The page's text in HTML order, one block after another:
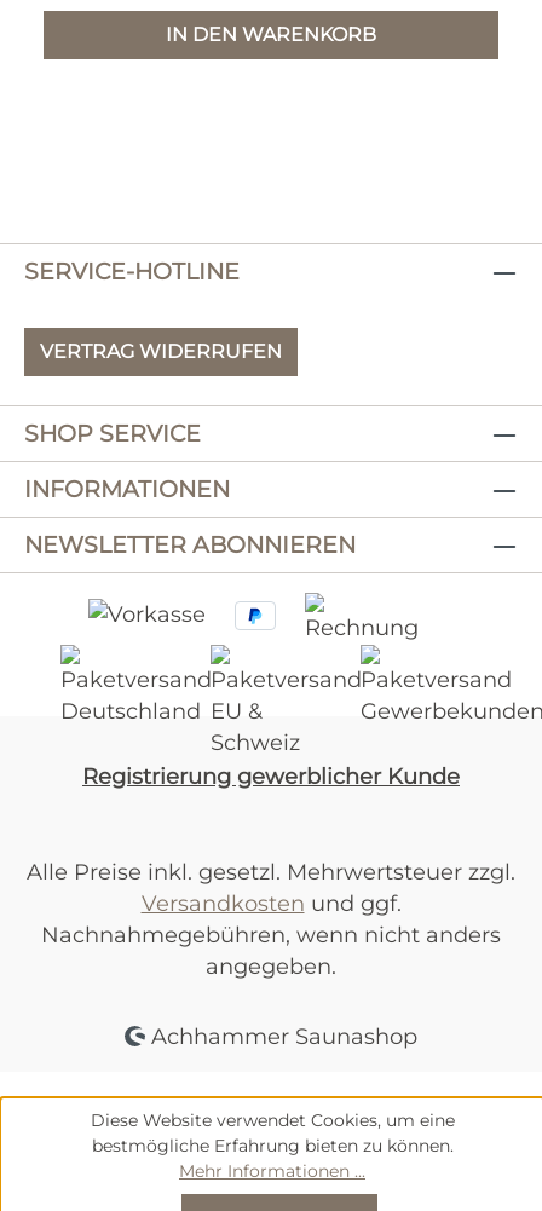
IN DEN WARENKORB
SERVICE-HOTLINE
VERTRAG WIDERRUFEN
SHOP SERVICE
INFORMATIONEN
NEWSLETTER ABONNIEREN
Registrierung gewerblicher Kunde
Alle Preise inkl. gesetzl. Mehrwertsteuer zzgl.
Versandkosten und ggf.
Nachnahmegebühren, wenn nicht anders
angegeben.
Achhammer Saunashop
Diese Website verwendet Cookies, um eine
bestmögliche Erfahrung bieten zu können.
Mehr Informationen ...